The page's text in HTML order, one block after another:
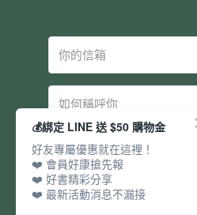
💰綁定 LINE 送 $50 購物金
好友專屬優惠就在這裡！
❤️ 會員好康搶先報
❤️ 好書精彩分享
❤️ 最新活動消息不漏接